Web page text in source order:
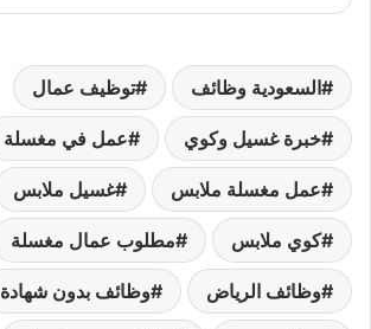
السعودية وظائف توظيف عمال
خبرة غسيل وكوي عمل في مغسلة
عمل مغسلة ملابس غسيل ملابس
كوي ملابس مطلوب عمال مغسلة
وظائف الرياض وظائف بدون شهادة